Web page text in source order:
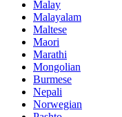
Malay
Malayalam
Maltese
Maori
Marathi
Mongolian
Burmese
Nepali
Norwegian